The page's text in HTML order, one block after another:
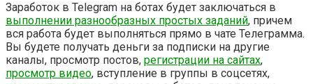
Заработок в Telegram на ботах будет заключаться в
выполнении разнообразных простых заданий, причем
вся работа будет выполняться прямо в чате Телеграмма.
Вы будете получать деньги за подписки на другие
каналы, просмотр постов, регистрации на сайтах,
просмотр видео, вступление в группы в соцсетях,